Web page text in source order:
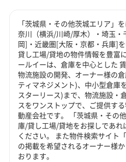
「茨城県・その他茨城エリア」
奈川（横浜/川崎/厚木）・埼玉
岡]・近畿圏[大阪・京都・兵庫]
貸し工場/貸地の物件情報を豊富
ールイーは、倉庫を中心とした
物流施設の開発、オーナー様の
ティマネジメント)、中小型倉庫
スターリース)まで、物流施設・
スをワンストップで、ご提供す
動産会社です。 「茨城県・その
庫/貸し工場/貸地をお探しであ
ください。 また物件検索サイト
の掲載を希望されるオーナー様
おります。